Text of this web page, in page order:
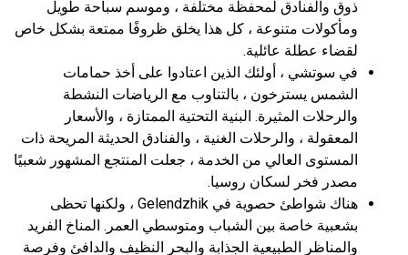
ذوق والفنادق لمحفظة مختلفة ، وموسم سباحة طويل
ومأكولات متنوعة ، كل هذا يخلق ظروفًا ممتعة بشكل خاص
لقضاء عطلة عائلية.
في سوتشي ، أولئك الذين اعتادوا على أخذ حمامات
الشمس يسترخون ، بالتناوب مع الرياضات النشطة
والرحلات المثيرة. البنية التحتية الممتازة ، والأسعار
المعقولة ، والرحلات الغنية ، والفنادق الحديثة المريحة ذات
المستوى العالي من الخدمة ، جعلت المنتجع المشهور شعبيًا
مصدر فخر لسكان روسيا.
هناك شواطئ حصوية في Gelendzhik ، ولكنها تحظى
بشعبية خاصة بين الشباب ومتوسطي العمر. المناخ الفريد
والمناظر الطبيعية الجذابة والبحر النظيف والدافئ وفرصة